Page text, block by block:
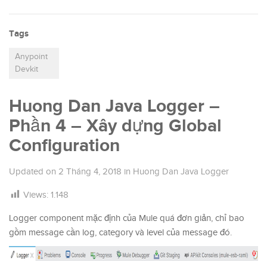
Tags
Anypoint
Devkit
Huong Dan Java Logger –
Phần 4 – Xây dựng Global
Configuration
Updated on 2 Tháng 4, 2018 in Huong Dan Java Logger
Views: 1.148
Logger component mặc định của Mule quá đơn giản, chỉ bao
gồm message cần log, category và level của message đó.